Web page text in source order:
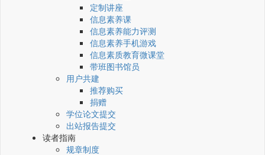
定制讲座
信息素养课
信息素养能力评测
信息素养手机游戏
信息素质教育微课堂
带班图书馆员
用户共建
推荐购买
捐赠
学位论文提交
出站报告提交
读者指南
规章制度